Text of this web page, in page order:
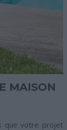
MAISON
que votre projet